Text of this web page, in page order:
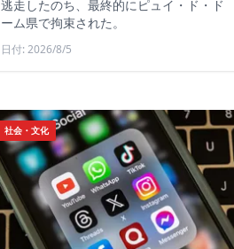
逃走したのち、最終的にピュイ・ド・ド
ーム県で拘束された。
日付: 2026/8/5
社会・文化